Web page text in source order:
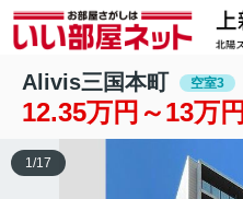
Alivis三国本町 空室3
12.35万円～13万円
1/17